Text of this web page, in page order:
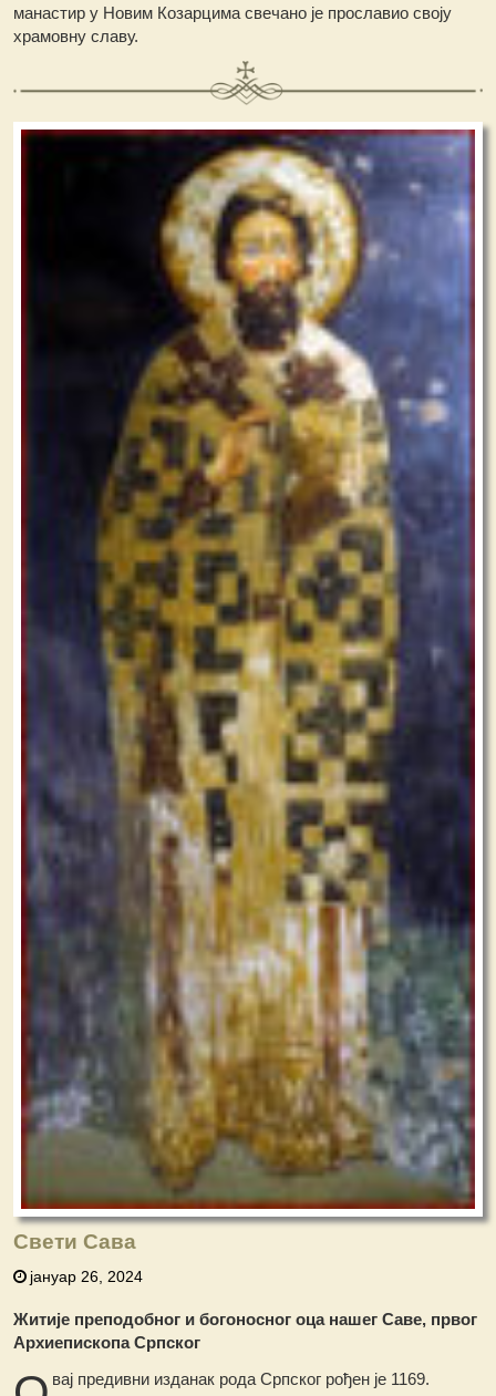
манастир у Новим Козарцима свечано је прославио своју
храмовну славу.
Свети Сава
јануар 26, 2024
Житије преподобног и богоносног оца нашег Саве, првог
Архиепископа Српског
вај предивни изданак рода Српског рођен је 1169.